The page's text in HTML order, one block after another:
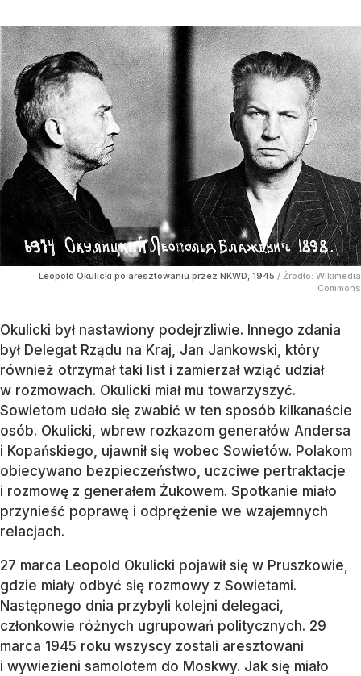
Leopold Okulicki po aresztowaniu przez NKWD, 1945 / Źródło: Wikimedia
Commons
Okulicki był nastawiony podejrzliwie. Innego zdania
był Delegat Rządu na Kraj, Jan Jankowski, który
również otrzymał taki list i zamierzał wziąć udział
w rozmowach. Okulicki miał mu towarzyszyć.
Sowietom udało się zwabić w ten sposób kilkanaście
osób. Okulicki, wbrew rozkazom generałów Andersa
i Kopańskiego, ujawnił się wobec Sowietów. Polakom
obiecywano bezpieczeństwo, uczciwe pertraktacje
i rozmowę z generałem Żukowem. Spotkanie miało
przynieść poprawę i odprężenie we wzajemnych
relacjach.
27 marca Leopold Okulicki pojawił się w Pruszkowie,
gdzie miały odbyć się rozmowy z Sowietami.
Następnego dnia przybyli kolejni delegaci,
członkowie różnych ugrupowań politycznych. 29
marca 1945 roku wszyscy zostali aresztowani
i wywiezieni samolotem do Moskwy. Jak się miało